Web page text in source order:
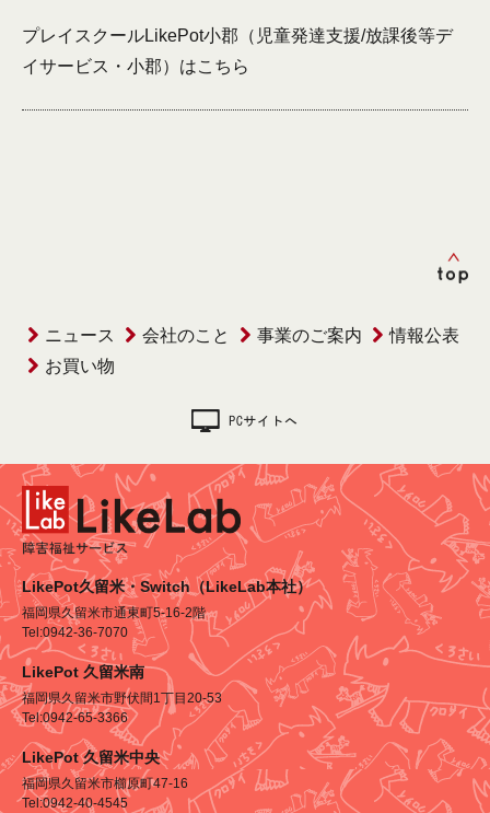
プレイスクールLikePot小郡（児童発達支援/放課後等デ
イサービス・小郡）はこちら
ニュース 会社のこと 事業のご案内
情報公表
お買い物
LikePot久留米・Switch（LikeLab本社）
福岡県久留米市通東町5-16-2階
Tel:0942-36-7070
LikePot 久留米南
福岡県久留米市野伏間1丁目20-53
Tel:0942-65-3366
LikePot 久留米中央
福岡県久留米市櫛原町47-16
Tel:0942-40-4545